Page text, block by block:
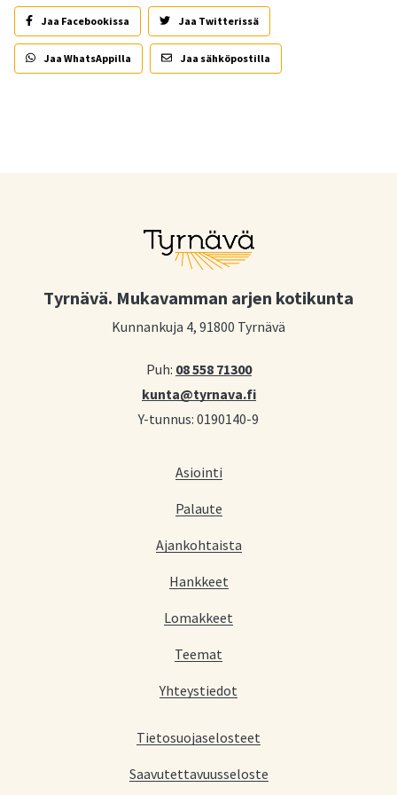
Jaa Facebookissa Jaa Twitterissä
Jaa WhatsAppilla Jaa sähköpostilla
Tyrnävä. Mukavamman arjen kotikunta
Kunnankuja 4, 91800 Tyrnävä
Puh: 08 558 71300
kunta@tyrnava.fi
Y-tunnus: 0190140-9
Asiointi
Palaute
Ajankohtaista
Hankkeet
Lomakkeet
Teemat
Yhteystiedot
Tietosuojaselosteet
Saavutettavuusseloste